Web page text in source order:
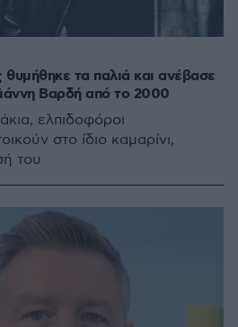
τα παλιά και ανέβασε
Βαρδή από το 2000
ελπιδοφόροι
στο ίδιο καμαρίνι,
του